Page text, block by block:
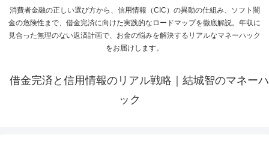
消費者金融の正しい選び方から、信用情報（CIC）の異動の仕組み、ソフト闇
金の危険性まで、借金完済に向けた実践的なロードマップを徹底解説。年収に
見合った無理のない返済計画で、お金の悩みを解決するリアルなマネーハック
をお届けします。
借金完済と信用情報のリアル戦略｜結城智のマネーハ
ック